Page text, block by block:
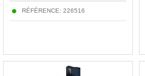
RÉFÉRENCE: 226516